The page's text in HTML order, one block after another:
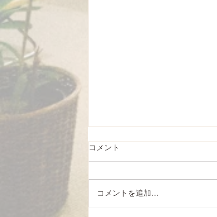
コメント
コメントを追加…